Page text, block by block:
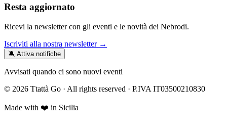
Resta aggiornato
Ricevi la newsletter con gli eventi e le novità dei Nebrodi.
Iscriviti alla nostra newsletter →
🔕 Attiva notifiche
Avvisati quando ci sono nuovi eventi
© 2026 Ttattà Go · All rights reserved · P.IVA IT03500210830
Made with ❤️ in Sicilia